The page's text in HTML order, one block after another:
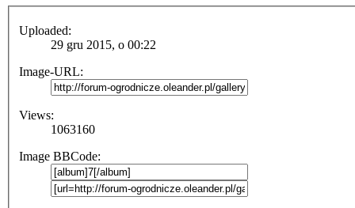
Uploaded:
29 gru 2015, o 00:22
Image-URL:
Views:
1063160
Image BBCode: